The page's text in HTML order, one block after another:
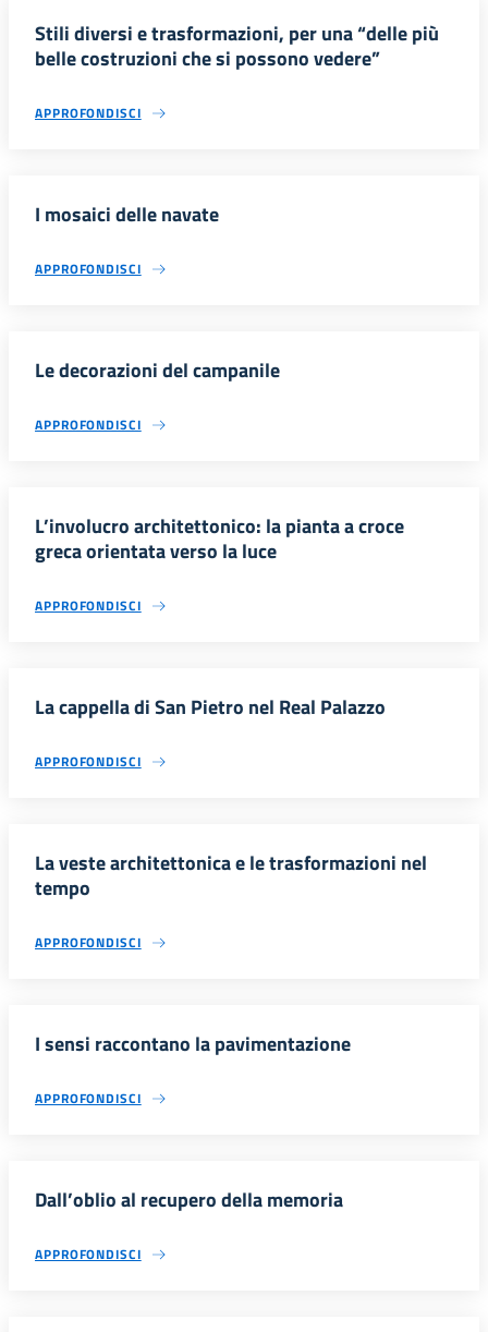
Stili diversi e trasformazioni, per una “delle più
belle costruzioni che si possono vedere”
APPROFONDISCI
I mosaici delle navate
APPROFONDISCI
Le decorazioni del campanile
APPROFONDISCI
L’involucro architettonico: la pianta a croce
greca orientata verso la luce
APPROFONDISCI
La cappella di San Pietro nel Real Palazzo
APPROFONDISCI
La veste architettonica e le trasformazioni nel
tempo
APPROFONDISCI
I sensi raccontano la pavimentazione
APPROFONDISCI
Dall’oblio al recupero della memoria
APPROFONDISCI